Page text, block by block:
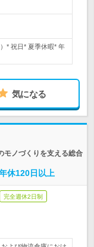
* 祝日* 夏季休暇* 年
気になる
モノづくりを支える総合
休120日以上
完全週休2日制